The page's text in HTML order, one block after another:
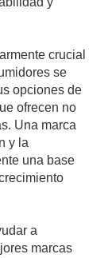
crucial
se
opciones de
ofrecen no
Una marca
y la
una base
a
marcas